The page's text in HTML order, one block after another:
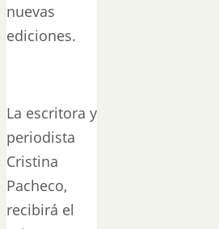
nuevas
ediciones.
La escritora y
periodista
Cristina
Pacheco,
recibirá el